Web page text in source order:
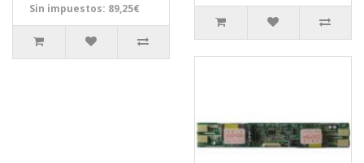
Sin impuestos: 89,25€